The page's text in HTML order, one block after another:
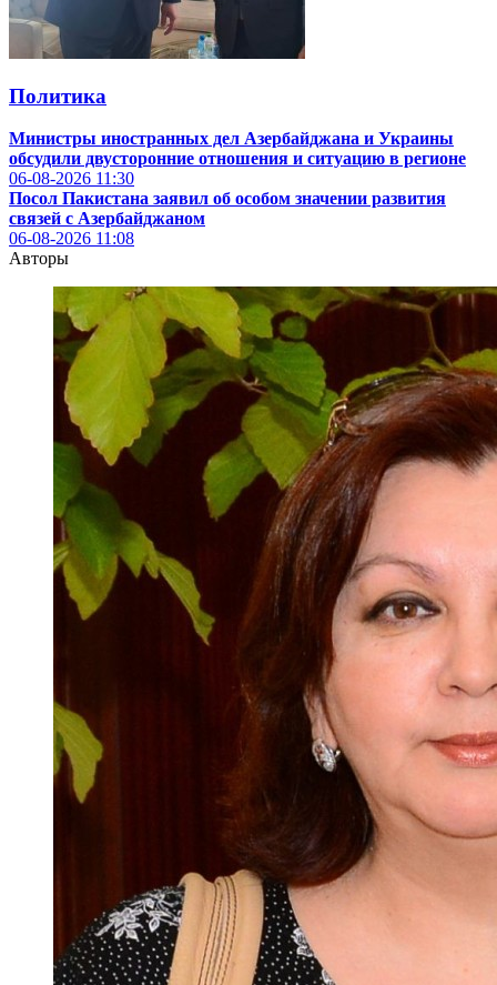
Политика
Министры иностранных дел Азербайджана и Украины
обсудили двусторонние отношения и ситуацию в регионе
06-08-2026 11:30
Посол Пакистана заявил об особом значении развития
связей с Азербайджаном
06-08-2026 11:08
Авторы